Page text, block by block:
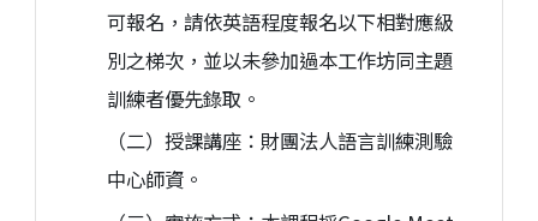
可報名，請依英語程度報名以下相對應級
別之梯次，並以未參加過本工作坊同主題
訓練者優先錄取。
（二）授課講座：財團法人語言訓練測驗
中心師資。